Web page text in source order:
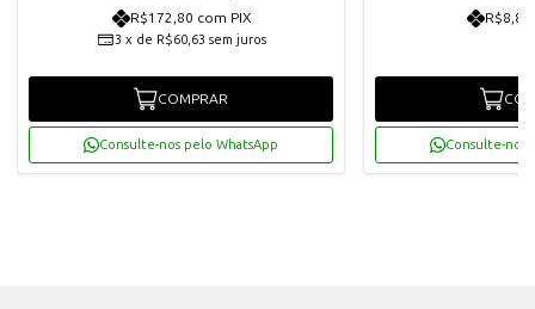
R$172,80 com PIX
3 x de R$60,63 sem juros
COMPRAR
Consulte-nos pelo WhatsApp
R$8,81
Consulte-nos